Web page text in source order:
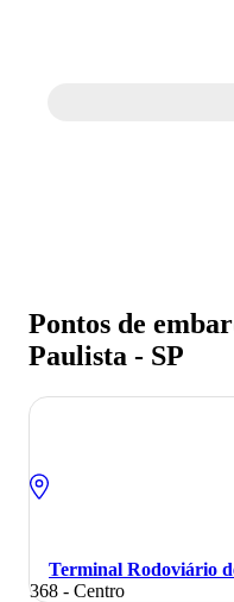
Pontos de
Paulista - SP
Terminal Rodoviário
368 - Centro